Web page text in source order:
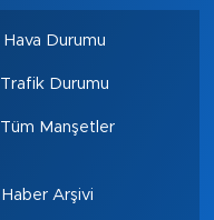
Hava Durumu
Trafik Durumu
Tüm Manşetler
Haber Arşivi